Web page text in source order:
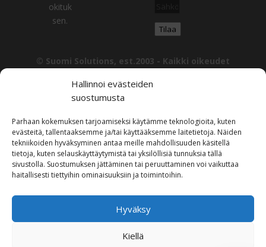
Hallinnoi evästeiden
suostumusta
Parhaan kokemuksen tarjoamiseksi käytämme teknologioita, kuten
evästeitä, tallentaaksemme ja/tai käyttääksemme laitetietoja. Näiden
tekniikoiden hyväksyminen antaa meille mahdollisuuden käsitellä
tietoja, kuten selauskäyttäytymistä tai yksilöllisiä tunnuksia tällä
sivustolla. Suostumuksen jättäminen tai peruuttaminen voi vaikuttaa
haitallisesti tiettyihin ominaisuuksiin ja toimintoihin.
Hyväksy
Kiellä
okituk
sen.
Tilaa
© Suomi Solutions, est.2003 - Kaikki oikeudet
Tämän sivuston sisältö, mukaan lukien tekstit, kuvat ja
muu materiaali, on Suomi Solutionsin omaisuutta, ellei
toisin mainita. Sisällön kopiointi, levittäminen tai muu
käyttö ilman kirjallista lupaa on kielletty.
The content of this website, including texts, images
and other materials, is the property of Suomi Solutions
unless otherwise stated. Reproduction, distribution or
prohibited.
Soita Agentille
Jätä soittopyyntö